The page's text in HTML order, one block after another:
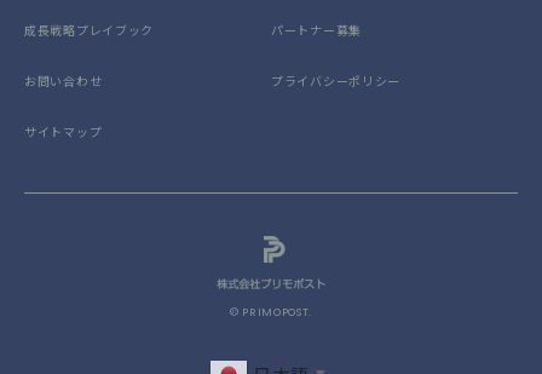
成長戦略プレイブック パートナー募集
お問い合わせ プライバシーポリシー
サイトマップ
© PRIMOPOST.